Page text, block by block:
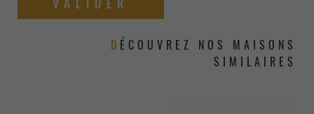
DÉCOUVREZ NOS MAISONS
SIMILAIRES